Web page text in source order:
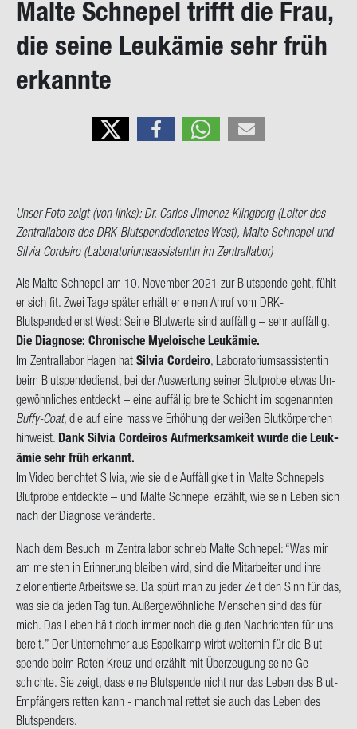
onMalte Schne­pel trifft die Frau,
die seine Leuk­ämie sehr früh
er­kann­te
Unser Foto zeigt (von links): Dr. Car­los Ji­me­nez Kling­berg (Lei­ter des
Zen­tral­la­bors des DRK-​Blutspendedienstes West), Malte Schne­pel und
Sil­via Cordei­ro (La­bo­ra­to­ri­um­s­as­sis­ten­tin im Zen­tral­la­bor)
Als Malte Schne­pel am 10. No­vem­ber 2021 zur Blut­spen­de geht, fühlt
er sich fit. Zwei Tage spä­ter er­hält er einen Anruf vom DRK-​
Blutspendedienst West: Seine Blut­wer­te sind auf­fäl­lig – sehr auf­fäl­lig.
Die Dia­gno­se: Chro­ni­sche Mye­loi­sche Leuk­ämie.
Im Zen­tral­la­bor Hagen hat Sil­via Cordei­ro, La­bo­ra­to­ri­um­s­as­sis­ten­tin
beim Blut­spen­de­dienst, bei der Aus­wer­tung sei­ner Blut­pro­be etwas Un­
ge­wöhn­li­ches ent­deckt – eine auf­fäl­lig brei­te Schicht im so­ge­nann­ten
Buffy-​Coat, die auf eine mas­si­ve Er­hö­hung der wei­ßen Blut­kör­per­chen
hin­weist. Dank Sil­via Cordei­ros Auf­merk­sam­keit wurde die Leuk­
ämie sehr früh er­kannt.
Im Video be­rich­tet Sil­via, wie sie die Auf­fäl­lig­keit in Malte Schne­pels
Blut­pro­be ent­deck­te – und Malte Schne­pel er­zählt, wie sein Leben sich
nach der Dia­gno­se ver­än­der­te.
Nach dem Be­such im Zen­tral­la­bor schrieb Malte Schne­pel: “Was mir
am meis­ten in Er­in­ne­rung blei­ben wird, sind die Mit­ar­bei­ter und ihre
ziel­ori­en­tier­te Ar­beits­wei­se. Da spürt man zu jeder Zeit den Sinn für das,
was sie da jeden Tag tun. Au­ßer­ge­wöhn­li­che Men­schen sind das für
mich. Das Leben hält doch immer noch die guten Nach­rich­ten für uns
be­reit.” Der Un­ter­neh­mer aus Es­pel­kamp wirbt wei­ter­hin für die Blut­
spen­de beim Roten Kreuz und er­zählt mit Über­zeu­gung seine Ge­
schich­te. Sie zeigt, dass eine Blut­spen­de nicht nur das Leben des Blut-​
Empfängers ret­ten kann - manch­mal ret­tet sie auch das Leben des
Blut­spen­ders.